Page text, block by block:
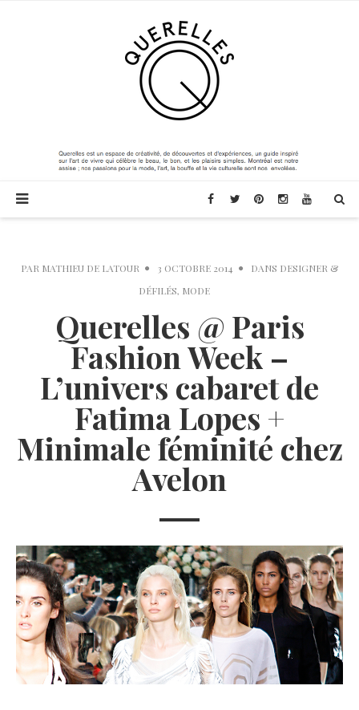
PAR MATHIEU DE LATOUR 3 OCTOBRE 2014 DANS DESIGNER &
DÉFILÉS, MODE
Querelles @ Paris
Fashion Week –
L’univers cabaret de
Fatima Lopes +
Minimale féminité chez
Avelon